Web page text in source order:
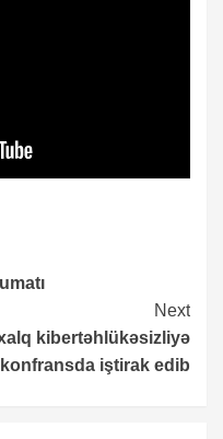
Next
kibertəhlükəsizliyə
iştirak edib